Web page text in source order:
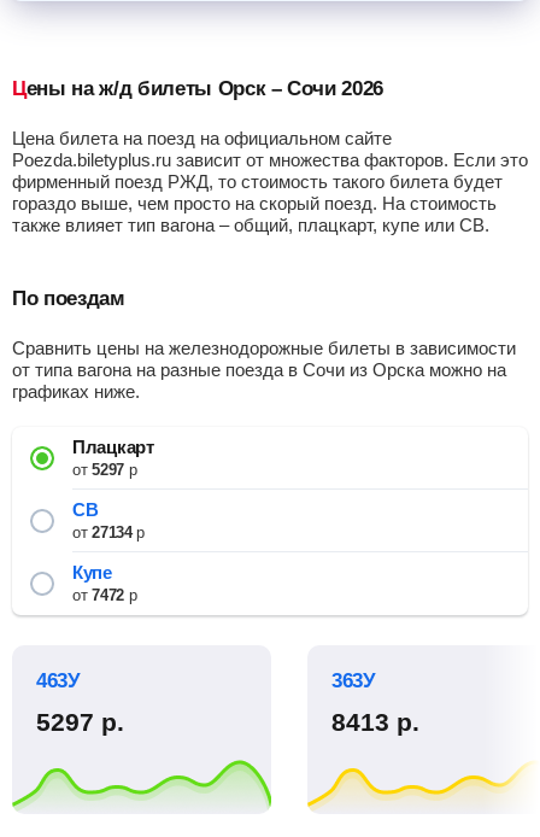
Цены на ж/д билеты Орск – Сочи 2026
Цена билета на поезд на официальном сайте
Poezda.biletyplus.ru зависит от множества факторов. Если это
фирменный поезд РЖД, то стоимость такого билета будет
гораздо выше, чем просто на скорый поезд. На стоимость
также влияет тип вагона – общий, плацкарт, купе или СВ.
По поездам
Сравнить цены на железнодорожные билеты в зависимости
от типа вагона на разные поезда в Сочи из Орска можно на
графиках ниже.
Плацкарт
от5297р
СВ
от27134р
Купе
от7472р
463У
5297 р.
363У
8413 р.